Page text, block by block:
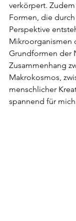
verkörpert.
Formen, die
Perspektive
Mikroorganismen
Grundformen der
Zusammenhang
Makrokosmos,
menschlicher
spannend für